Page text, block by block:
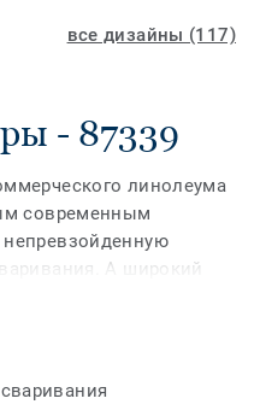
все дизайны (117)
- 87339
линолеума
современным
А широкий
шнур наиболее